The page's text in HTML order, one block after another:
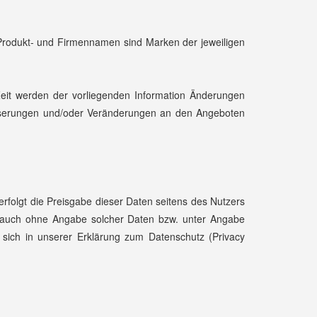
und Firmennamen sind Marken der jeweiligen
werden der vorliegenden Information Änderungen
und/oder Veränderungen an den Angeboten
die Preisgabe dieser Daten seitens des Nutzers
ohne Angabe solcher Daten bzw. unter Angabe
in unserer Erklärung zum Datenschutz (Privacy